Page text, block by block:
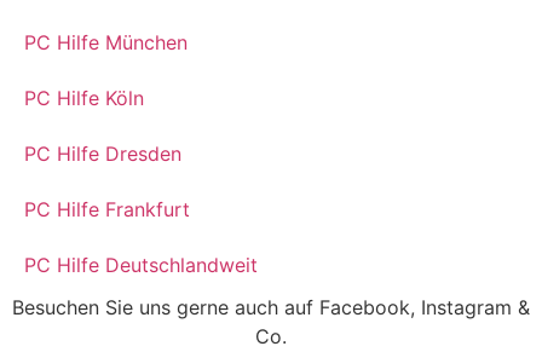
Besuchen Sie uns gerne auch auf Facebook, Instagram &
Co.
PC Hilfe München
PC Hilfe Köln
PC Hilfe Dresden
PC Hilfe Frankfurt
PC Hilfe Deutschlandweit